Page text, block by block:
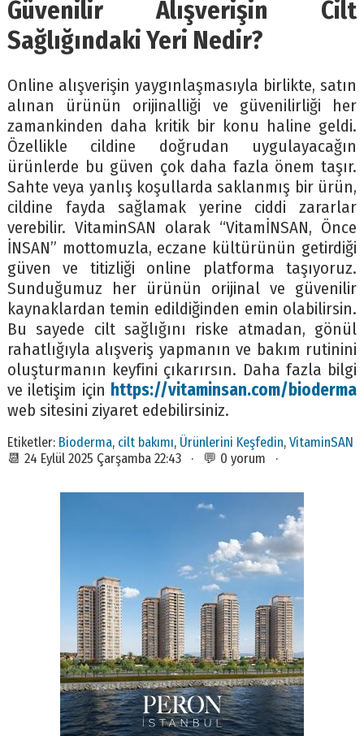
Güvenilir Alışverişin Cilt
Sağlığındaki Yeri Nedir?
Online alışverişin yaygınlaşmasıyla birlikte, satın
alınan ürünün orijinalliği ve güvenilirliği her
zamankinden daha kritik bir konu haline geldi.
Özellikle cildine doğrudan uygulayacağın
ürünlerde bu güven çok daha fazla önem taşır.
Sahte veya yanlış koşullarda saklanmış bir ürün,
cildine fayda sağlamak yerine ciddi zararlar
verebilir. VitaminSAN olarak “VitamİNSAN, Önce
İNSAN” mottomuzla, eczane kültürünün getirdiği
güven ve titizliği online platforma taşıyoruz.
Sunduğumuz her ürünün orijinal ve güvenilir
kaynaklardan temin edildiğinden emin olabilirsin.
Bu sayede cilt sağlığını riske atmadan, gönül
rahatlığıyla alışveriş yapmanın ve bakım rutinini
oluşturmanın keyfini çıkarırsın. Daha fazla bilgi
ve iletişim için https://vitaminsan.com/bioderma
web sitesini ziyaret edebilirsiniz.
Etiketler: Bioderma, cilt bakımı, Ürünlerini Keşfedin, VitaminSAN
📆 24 Eylül 2025 Çarşamba 22:43 · 💬 0 yorum ·